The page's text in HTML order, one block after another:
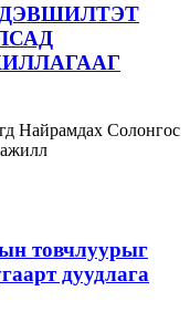
Найрамдах Солонгос
товчлуурыг
дуудлага